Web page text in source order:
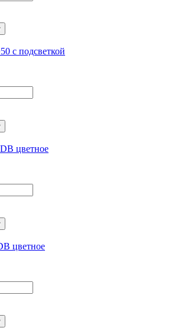
с подсветкой
цветное
цветное